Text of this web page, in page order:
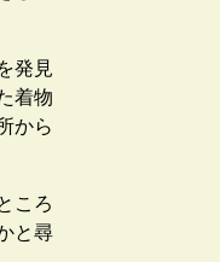
発見
着物
から
ころ
と尋